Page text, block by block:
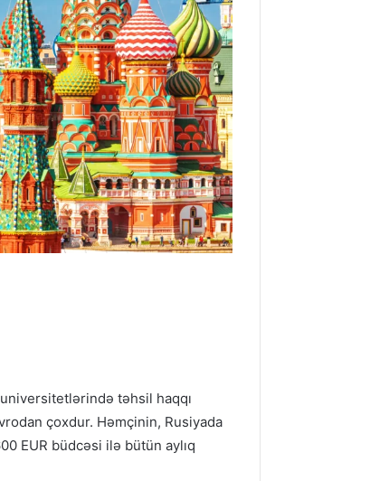
təhsil haqqı
çoxdur. Həmçinin, Rusiyada
EUR büdcəsi ilə bütün aylıq